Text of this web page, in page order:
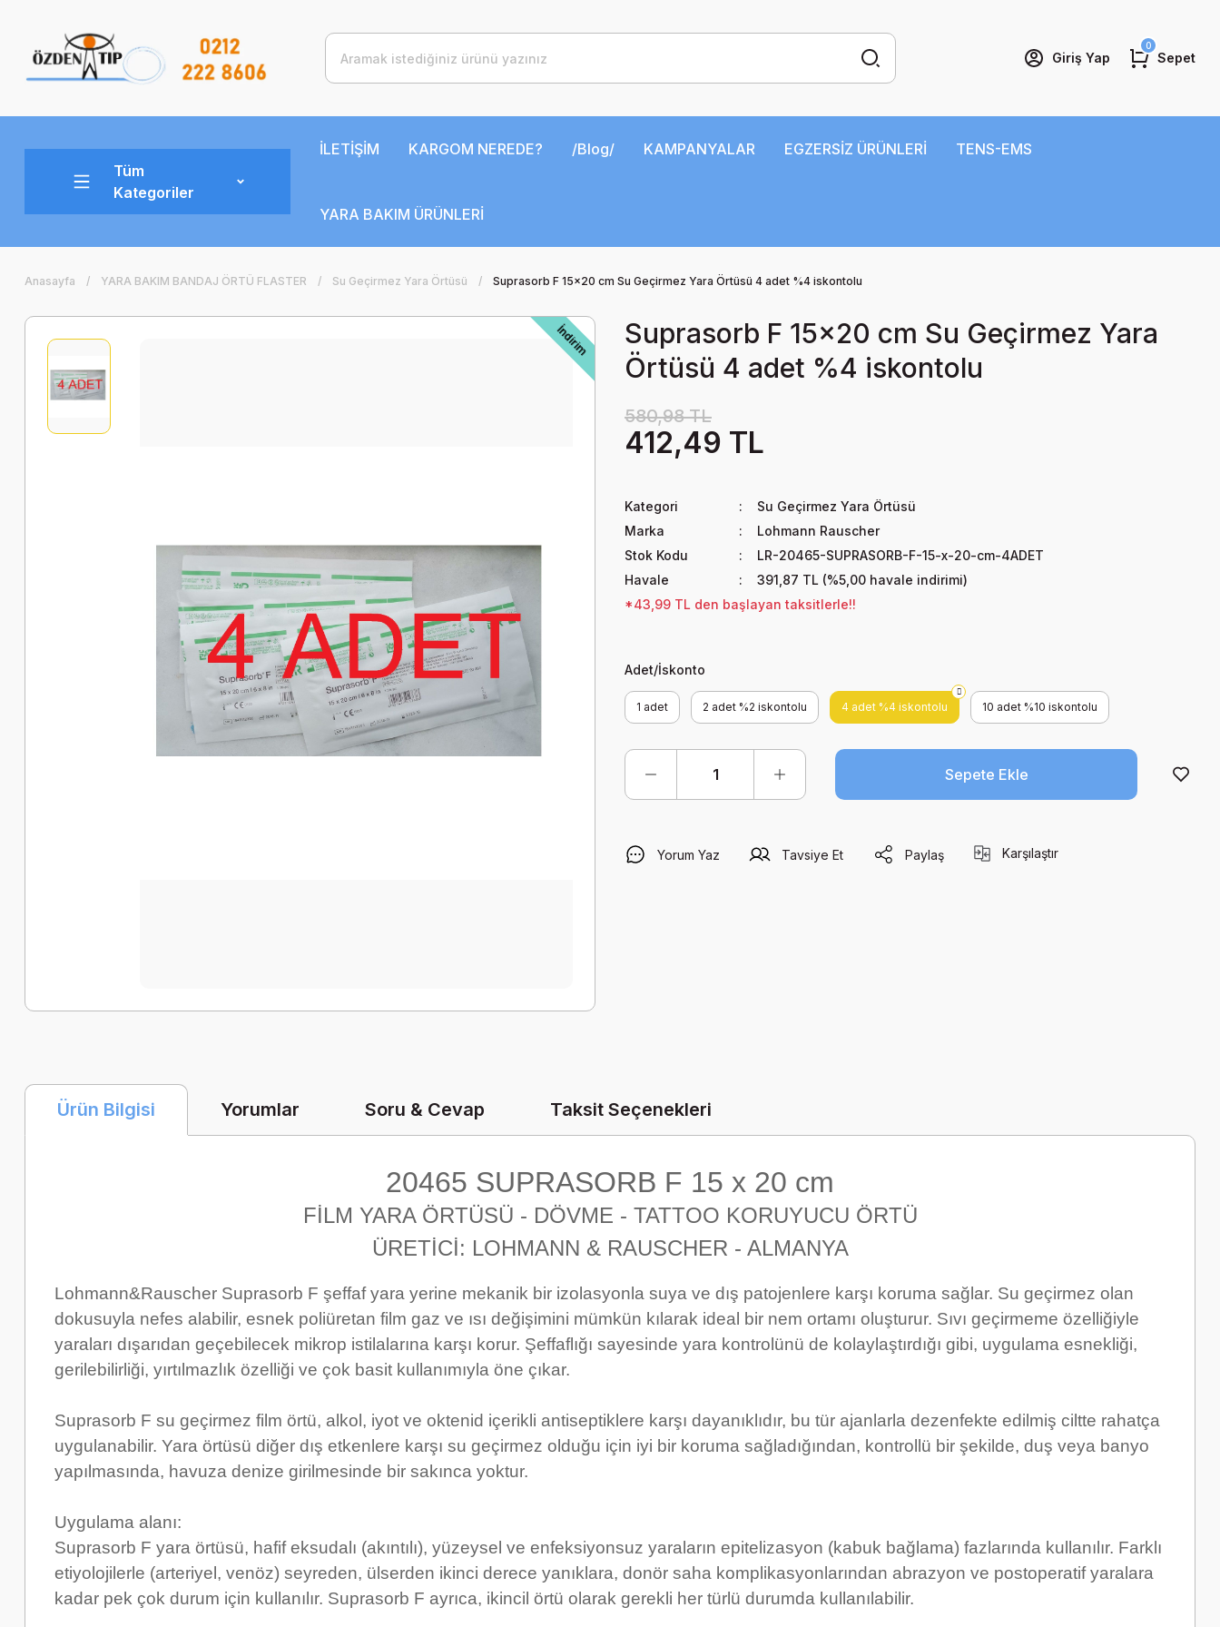
Giriş Yap Sepet
0
Tüm
Kategoriler
İLETİŞİM KARGOM NEREDE? /Blog/ KAMPANYALAR EGZERSİZ ÜRÜNLERİ TENS-EMS
YARA BAKIM ÜRÜNLERİ
Anasayfa YARA BAKIM BANDAJ ÖRTÜ FLASTER Su Geçirmez Yara Örtüsü Suprasorb F 15x20 cm Su Geçirmez Yara Örtüsü 4 adet %4 iskontolu
İndirim
Suprasorb F 15x20 cm Su Geçirmez Yara
Örtüsü 4 adet %4 iskontolu
580,98 TL
412,49 TL
Kategori
Su Geçirmez Yara Örtüsü
Marka
Lohmann Rauscher
Stok Kodu
LR-20465-SUPRASORB-F-15-x-20-cm-4ADET
Havale
391,87 TL (%5,00 havale indirimi)
*43,99 TL den başlayan taksitlerle!!
Adet/İskonto
1 adet 2 adet %2 iskontolu 4 adet %4 iskontolu 10 adet %10 iskontolu
Sepete Ekle
Yorum Yaz Tavsiye Et Paylaş Karşılaştır
Ürün Bilgisi Yorumlar Soru & Cevap Taksit Seçenekleri
20465 SUPRASORB F 15 x 20 cm
FİLM YARA ÖRTÜSÜ - DÖVME - TATTOO KORUYUCU ÖRTÜ
ÜRETİCİ: LOHMANN & RAUSCHER - ALMANYA
Lohmann&Rauscher Suprasorb F şeffaf yara yerine mekanik bir izolasyonla suya ve dış patojenlere karşı koruma sağlar. Su geçirmez olan
dokusuyla nefes alabilir, esnek poliüretan film gaz ve ısı değişimini mümkün kılarak ideal bir nem ortamı oluşturur. Sıvı geçirmeme özelliğiyle
yaraları dışarıdan geçebilecek mikrop istilalarına karşı korur. Şeffaflığı sayesinde yara kontrolünü de kolaylaştırdığı gibi, uygulama esnekliği,
gerilebilirliği, yırtılmazlık özelliği ve çok basit kullanımıyla öne çıkar.
Suprasorb F su geçirmez film örtü, alkol, iyot ve oktenid içerikli antiseptiklere karşı dayanıklıdır, bu tür ajanlarla dezenfekte edilmiş ciltte rahatça
uygulanabilir. Yara örtüsü diğer dış etkenlere karşı su geçirmez olduğu için iyi bir koruma sağladığından, kontrollü bir şekilde, duş veya banyo
yapılmasında, havuza denize girilmesinde bir sakınca yoktur.
Uygulama alanı:
Suprasorb F yara örtüsü, hafif eksudalı (akıntılı), yüzeysel ve enfeksiyonsuz yaraların epitelizasyon (kabuk bağlama) fazlarında kullanılır. Farklı
etiyolojilerle (arteriyel, venöz) seyreden, ülserden ikinci derece yanıklara, donör saha komplikasyonlarından abrazyon ve postoperatif yaralara
kadar pek çok durum için kullanılır. Suprasorb F ayrıca, ikincil örtü olarak gerekli her türlü durumda kullanılabilir.